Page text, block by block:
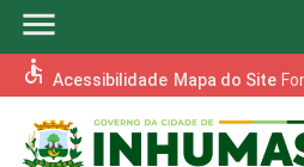
menu
accessible Acessibilidade Mapa do Site